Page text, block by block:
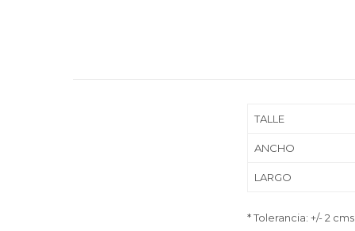
TALLE
ANCHO
LARGO
* Tolerancia: +/- 2